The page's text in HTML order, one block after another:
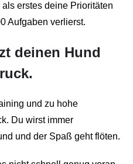
erstes deine Prioritäten
Aufgaben verlierst.
deinen Hund
und zu hohe
Du wirst immer
und der Spaß geht flöten.